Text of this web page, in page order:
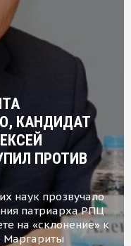
КАНДИДАТ
ПРОТИВ
наук прозвучало
патриарха РПЦ
на «склонение» к
Маргариты